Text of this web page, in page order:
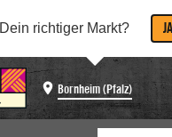
Dein richtiger Markt?
Bornheim (Pfalz)